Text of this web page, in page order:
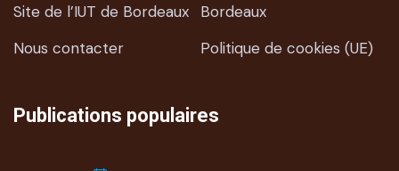
Site de l’IUT de Bordeaux
Bordeaux
Nous contacter
Politique de cookies (UE)
Publications populaires